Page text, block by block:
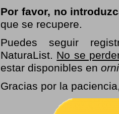
Por favor, no
que se recupere.
Puedes seguir
NaturaList. No se
estar disponibles en
Gracias por la